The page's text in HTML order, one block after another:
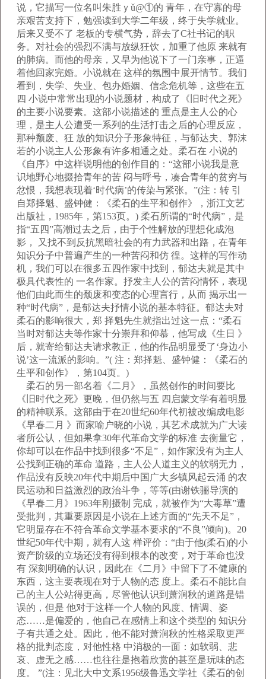
说，它描写一位名叫朱胜ｙǔ@①的 青年，在守寡的母
亲艰苦支持下，勉强读到大学二年级，终于失学就业。
后来又受不了 老板的专横气势，辞去了C社书记的职
务。对社会的强烈不满与放纵狂饮，加重了他原 来就有
的肺病。而他的母亲，又早为他说下了一门亲事，正逼
着他回家完婚。小说就在 这样的氛围中展开情节。我们
看到，失学、失业、包办婚姻、信念危机等，这些在五
四 小说中常常出现的小说题材，构成了《旧时代之死》
的主要小说要素。这部小说描述的 重点是主人公的心
理，是主人公遭受一系列的生活打击之后的心理反应，
那种颓废、狂 放的知识分子形象特征，与郁达夫、郭沫
若的小说主人公形象有许多相通之处。柔石在 小说的
《自序》中这样说明他的创作目的：“这部小说我是意
识地野心地掇拾青年的苦 闷与呼号，凑合青年的贫穷与
忿恨，我想表现着‘时代病’的传染与紧张。”(注：转 引
自郑择魁、盛钟健：《柔石的生平和创作》，浙江文艺
出版社，1985年，第153页。) 柔石所谓的“时代病”，是
指“五四”高潮过去之后，由于个性解放的理想化成泡
影， 又找不到反抗黑暗社会的有力武器和出路，在青年
知识分子中普遍产生的一种苦闷和仿 徨。这样的写作动
机，我们可以在很多五四作家中找到，郁达夫就是其中
极具代表性的 一名作家。抒发主人公的苦闷情怀，表现
他们由此而生的颓废和变态的心理言行，从而 揭示出一
种“时代病”，是郁达夫抒情小说的基本特征。郁达夫对
柔石的影响很大，郑 择魁先生就指出过这一点：“柔石
当时对郁达夫等作家十分崇拜和仰慕，他写成《生日 》
后，就寄给郁达夫请求教正，他的作品明显受了‘身边小
说’这一流派的影响。”( 注：郑择魁、盛钟健：《柔石的
生平和创作》，第104页。)
柔石的另一部名着《二月》，虽然创作的时间要比
《旧时代之死》更晚，但仍然与五 四启蒙文学有着明显
的精神联系。这部由于在20世纪60年代初被改编成电影
《早春二月 》而家喻户晓的小说，其艺术成就为广大读
者所公认，但如果拿30年代革命文学的标准 去衡量它，
你却可以在作品中找到很多“不足”，如作家没有为主人
公找到正确的革命 道路，主人公人道主义的软弱无力，
作品没有反映20年代中期后中国广大乡镇风起云涌 的农
民运动和日益激烈的政治斗争，等等(由谢铁骊导演的
《早春二月》1963年刚摄制 完成，就被作为“大毒草”遭
受批判，其重要原因是小说在上述方面的“先天不足”，
它明显存在不符合革命文学基本要求的“不良”倾向)。20
世纪50年代中期，就有人这 样评价：“由于他(柔石)的小
资产阶级的立场还没有得到根本的改变，对于革命也没
有 深刻明确的认识，因此在《二月》中留下了不健康的
东西，这主要表现在对于人物的态 度上。柔石不能比自
己的主人公站得更高，尽管他认识到萧涧秋的道路是错
误的，但是 他对于这样一个人物的风度、情调、姿
态……是偏爱的，他自己在感情上和这个类型的 知识分
子有共通之处。因此，他不能对萧涧秋的性格采取更严
格的批判态度，对他性格 中消极的一面：如软弱、悲
哀、虚无之感……也往往是抱着欣赏的甚至是玩味的态
度。 ”(注：见北大中文系1956级鲁迅文学社《柔石的创